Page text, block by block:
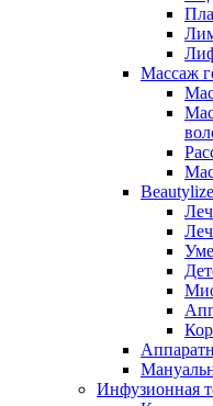
Массаж
Инфузионная